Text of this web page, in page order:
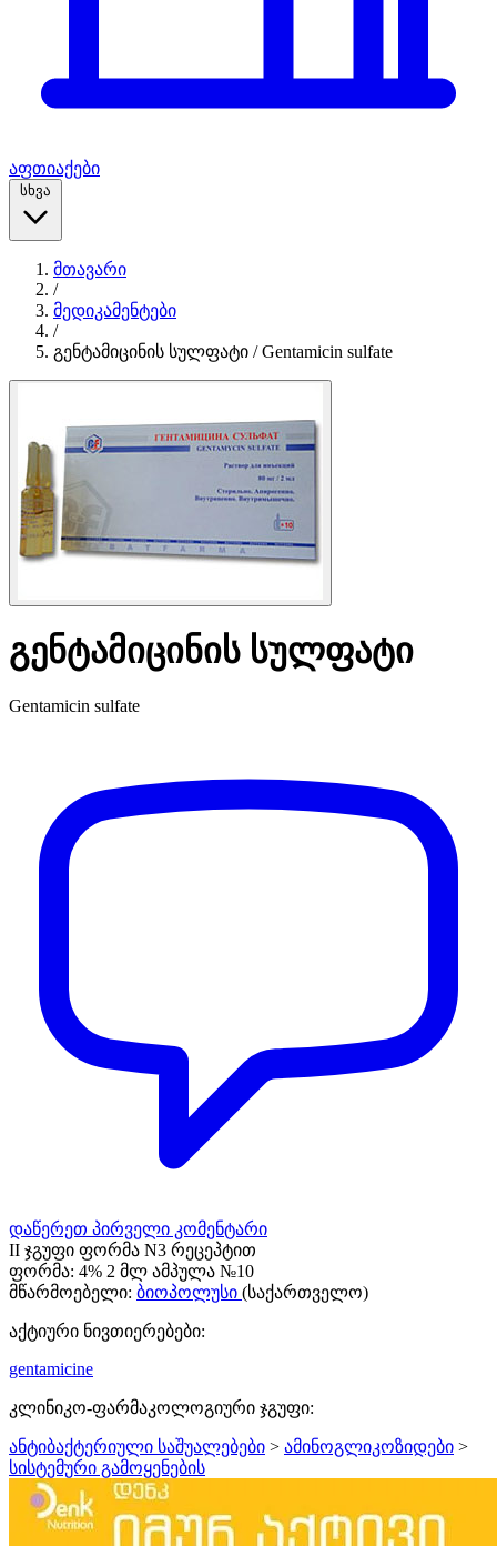
აფთიაქები
სხვა
მთავარი
/
მედიკამენტები
/
გენტამიცინის სულფატი / Gentamicin sulfate
გენტამიცინის სულფატი
Gentamicin sulfate
დაწერეთ პირველი კომენტარი
II ჯგუფი ფორმა N3 რეცეპტით
ფორმა: 4% 2 მლ ამპულა №10
მწარმოებელი: ბიოპოლუსი (საქართველო)
აქტიური ნივთიერებები:
gentamicine
კლინიკო-ფარმაკოლოგიური ჯგუფი:
ანტიბაქტერიული საშუალებები > ამინოგლიკოზიდები >
სისტემური გამოყენების